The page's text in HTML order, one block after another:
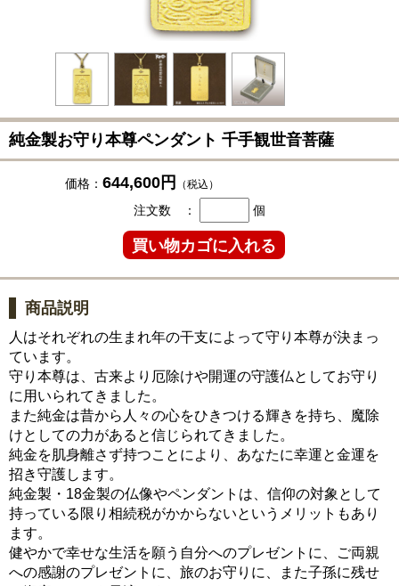
純金製お守り本尊ペンダント 千手観世音菩薩
価格： 644,600円 （税込）
注文数 ： 個
商品説明
人はそれぞれの生まれ年の干支によって守り本尊が決まっ
ています。
守り本尊は、古来より厄除けや開運の守護仏としてお守り
に用いられてきました。
また純金は昔から人々の心をひきつける輝きを持ち、魔除
けとしての力があると信じられてきました。
純金を肌身離さず持つことにより、あなたに幸運と金運を
招き守護します。
純金製・18金製の仏像やペンダントは、信仰の対象として
持っている限り相続税がかからないというメリットもあり
ます。
健やかで幸せな生活を願う自分へのプレゼントに、ご両親
への感謝のプレゼントに、旅のお守りに、また子孫に残せ